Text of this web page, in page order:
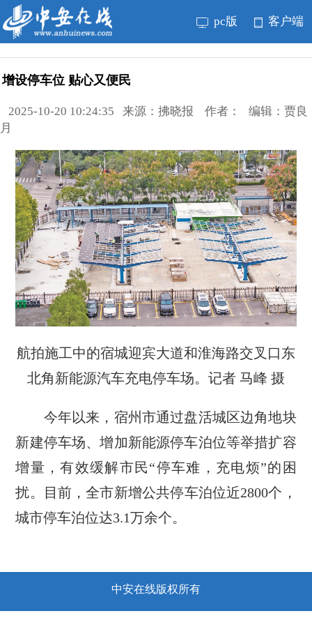
pc版 客户端
增设停车位 贴心又便民
2025-10-20 10:24:35 来源：拂晓报 作者： 编辑：贾良
月
航拍施工中的宿城迎宾大道和淮海路交叉口东
北角新能源汽车充电停车场。记者 马峰 摄
今年以来，宿州市通过盘活城区边角地块
新建停车场、增加新能源停车泊位等举措扩容
增量，有效缓解市民“停车难，充电烦”的困
扰。目前，全市新增公共停车泊位近2800个，
城市停车泊位达3.1万余个。
中安在线版权所有